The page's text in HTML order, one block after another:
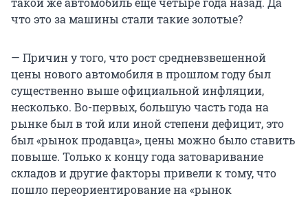
что это за машины стали такие золотые?
— Причин у того, что рост средневзвешенной
цены нового автомобиля в прошлом году был
существенно выше официальной инфляции,
несколько. Во-первых, большую часть года на
рынке был в той или иной степени дефицит, это
был «рынок продавца», цены можно было ставить
повыше. Только к концу года затоваривание
складов и другие факторы привели к тому, что
пошло переориентирование на «рынок